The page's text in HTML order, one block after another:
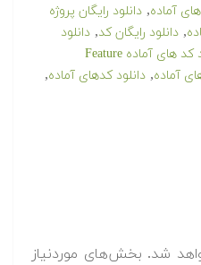
های آماده, دانلود رایگان پروژه
, دانلود رایگان کد, دانلود
دانلود کد های آماده Feature
آماده, دانلود کدهای آماده,
شد. بخش‌های موردنیاز